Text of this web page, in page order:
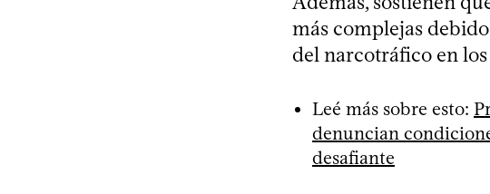
más complejas
del narcotráfico en
Leé más sobre esto:
denuncian
desafiante